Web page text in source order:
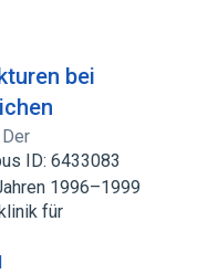
bei
Der
ID: 6433083
1996–1999
für